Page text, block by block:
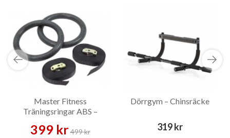
Master Fitness
Träningsringar ABS –
399 kr499 kr
Dörrgym – Chinsräcke
319 kr